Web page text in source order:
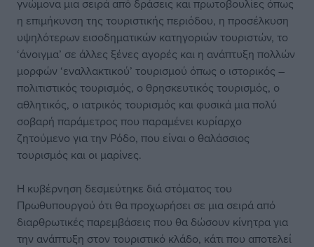
γνώμονα μια σειρά από δράσεις και πρωτοβουλίες όπως
η επιμήκυνση της τουριστικής περιόδου, η προσέλκυση
υψηλότερων εισοδηματικών κατηγοριών τουριστών, το
‘άνοιγμα’ σε άλλες ξένες αγορές και η ανάπτυξη πολλών
μορφών ‘εναλλακτικού’ τουρισμού όπως ο ιστορικός –
πολιτιστικός τουρισμός, ο θρησκευτικός τουρισμός, ο
αθλητικός, ο ιατρικός τουρισμός και φυσικά μια πολύ
σοβαρή παράμετρος που παραμένει κυρίαρχο
ζητούμενο για την Ρόδο, που είναι ο θαλάσσιος
τουρισμός και οι μαρίνες.
Η κυβέρνηση δεσμεύτηκε διά στόματος του
Πρωθυπουργού ότι θα προχωρήσει σε μια σειρά από
διαρθρωτικές παρεμβάσεις που θα δώσουν κίνητρα για
την ανάπτυξη στον τουριστικό κλάδο, κάτι που αποτελεί